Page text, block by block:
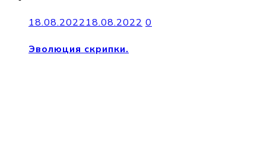
18.08.202218.08.2022 0
Эволюция скрипки.